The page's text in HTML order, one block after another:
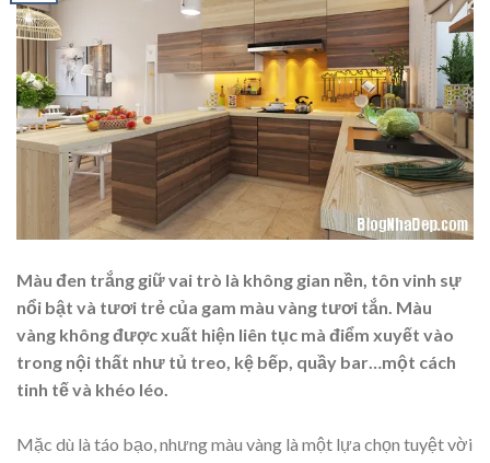
Màu đen trắng giữ vai trò là không gian nền, tôn vinh sự
nổi bật và tươi trẻ của gam màu vàng tươi tắn. Màu
vàng không được xuất hiện liên tục mà điểm xuyết vào
trong nội thất như tủ treo, kệ bếp, quầy bar…một cách
tinh tế và khéo léo.
Mặc dù là táo bạo, nhưng màu vàng là một lựa chọn tuyệt vời